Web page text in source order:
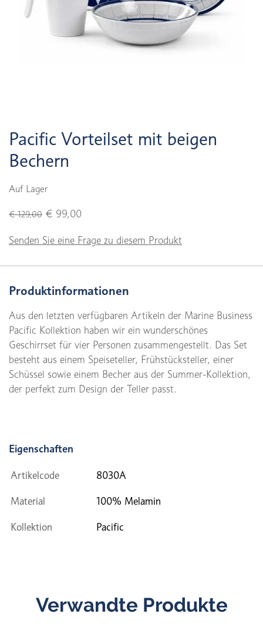
Pacific Vorteilset mit beigen
Bechern
Auf Lager
€ 129,00 € 99,00
Senden Sie eine Frage zu diesem Produkt
Produktinformationen
Aus den letzten verfügbaren Artikeln der Marine Business
Pacific Kollektion haben wir ein wunderschönes
Geschirrset für vier Personen zusammengestellt. Das Set
besteht aus einem Speiseteller, Frühstücksteller, einer
Schüssel sowie einem Becher aus der Summer-Kollektion,
der perfekt zum Design der Teller passt.
Eigenschaften
Artikelcode 8030A
Material 100% Melamin
Kollektion Pacific
Verwandte Produkte